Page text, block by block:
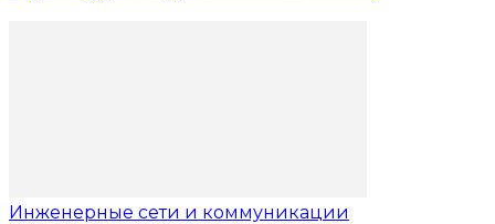
Инженерные сети и коммуникации